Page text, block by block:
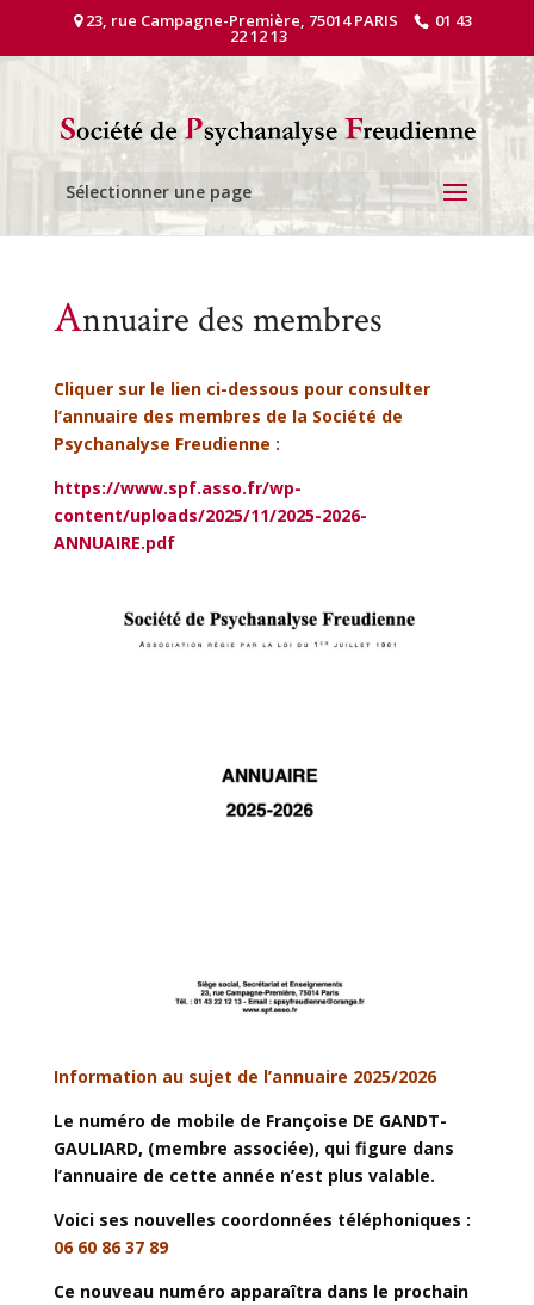
23, rue Campagne-Première, 75014 PARIS 01 43
22 12 13
Sélectionner une page
Annuaire des membres
Cliquer sur le lien ci-dessous pour consulter
l’annuaire des membres de la Société de
Psychanalyse Freudienne :
https://www.spf.asso.fr/wp-
content/uploads/2025/11/2025-2026-
ANNUAIRE.pdf
Information au sujet de l’annuaire 2025/2026
Le numéro de mobile de Françoise DE GANDT-
GAULIARD, (membre associée), qui figure dans
l’annuaire de cette année n’est plus valable.
Voici ses nouvelles coordonnées téléphoniques :
06 60 86 37 89
Ce nouveau numéro apparaîtra dans le prochain